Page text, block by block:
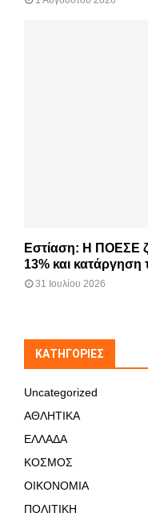
Εστίαση: Η ΠΟΕΣΕ
13% και κατάργηση
31 Ιουλίου 2026
KΑΤΗΓΟΡΊΕΣ
Uncategorized
ΑΘΛΗΤΙΚΑ
ΕΛΛΑΔΑ
ΚΟΣΜΟΣ
ΟΙΚΟΝΟΜΙΑ
ΠΟΛΙΤΙΚΗ